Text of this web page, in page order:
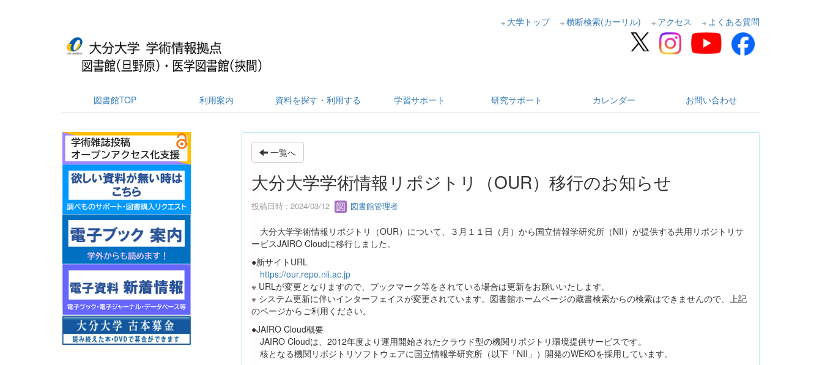
大学トップ 横断検索(カーリル) アクセス よくある質問
図書館TOP 利用案内 資料を探す・利用する 学習サポート 研究サポート カレンダー お問い合わせ
一覧へ
大分大学学術情報リポジトリ（OUR）移行のお知らせ
投稿日時 : 2024/03/12 図書館管理者
大分大学学術情報リポジトリ（OUR）について、３月１１日（月）から国立情報学研究所（NII）が提供する共用リポジトリサ
ービスJAIRO Cloudに移行しました。
●新サイトURL
https://our.repo.nii.ac.jp
※ URLが変更となりますので、ブックマーク等をされている場合は更新をお願いいたします。
※ システム更新に伴いインターフェイスが変更されています。図書館ホームページの蔵書検索からの検索はできませんので、上記
のページからご利用ください。
●JAIRO Cloud概要
JAIRO Cloudは、2012年度より運用開始されたクラウド型の機関リポジトリ環境提供サービスです。
核となる機関リポジトリソフトウェアに国立情報学研究所（以下「NII」）開発のWEKOを採用しています。